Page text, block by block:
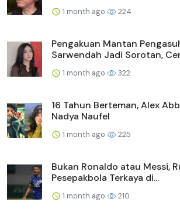
1 month ago 224
Pengakuan Mantan
Sarwendah Jadi Sorotan,
1 month ago 322
16 Tahun Berteman, Alex
Nadya Naufel
1 month ago 225
Bukan Ronaldo atau Messi,
Pesepakbola Terkaya di...
1 month ago 210